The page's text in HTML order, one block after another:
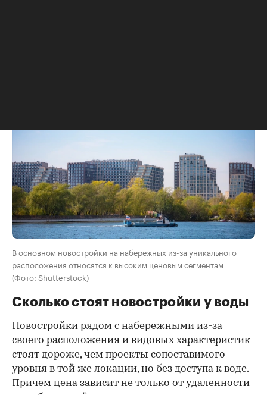
В основном новостройки на набережных из-за уникального
расположения относятся к высоким ценовым сегментам
(Фото: Shutterstock)
Сколько стоят новостройки у воды
Новостройки рядом с набережными из-за
своего расположения и видовых характеристик
стоят дороже, чем проекты сопоставимого
уровня в той же локации, но без доступа к воде.
Причем цена зависит не только от удаленности